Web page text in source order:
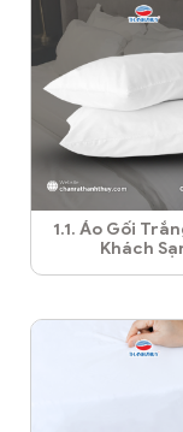
1.1. Áo Gối
Khách